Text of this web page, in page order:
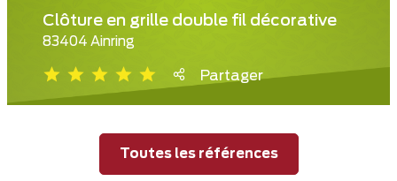
Clôture en grille double fil décorative
83404 Ainring
Partager
Toutes les références